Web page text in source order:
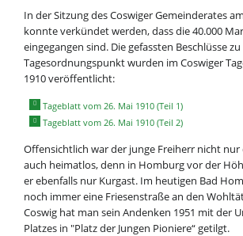
In der Sitzung des Coswiger Gemeinderates
konnte verkündet werden, dass die 40.000
eingegangen sind. Die gefassten Beschlüsse
Tagesordnungspunkt wurden im Coswiger
1910 veröffentlicht:
Tageblatt vom 26. Mai 1910 (Teil 1)
Tageblatt vom 26. Mai 1910 (Teil 2)
Offensichtlich war der junge Freiherr nicht
auch heimatlos, denn in Homburg vor der
er ebenfalls nur Kurgast. Im heutigen Bad
noch immer eine Friesen­straße an den
Coswig hat man sein Andenken 1951 mit der
Platzes in "Platz der Jungen Pioniere“ getilgt.